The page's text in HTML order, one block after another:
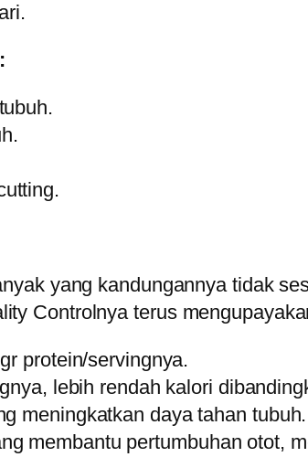
yang kandungannya tidak
Controlnya terus
protein/servingnya.
lebih rendah kalori
meningkatkan daya tahan tubuh.
membantu pertumbuhan otot,